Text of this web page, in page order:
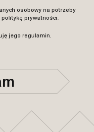
osobowy na potrzeby
politykę prywatności.
jego regulamin.